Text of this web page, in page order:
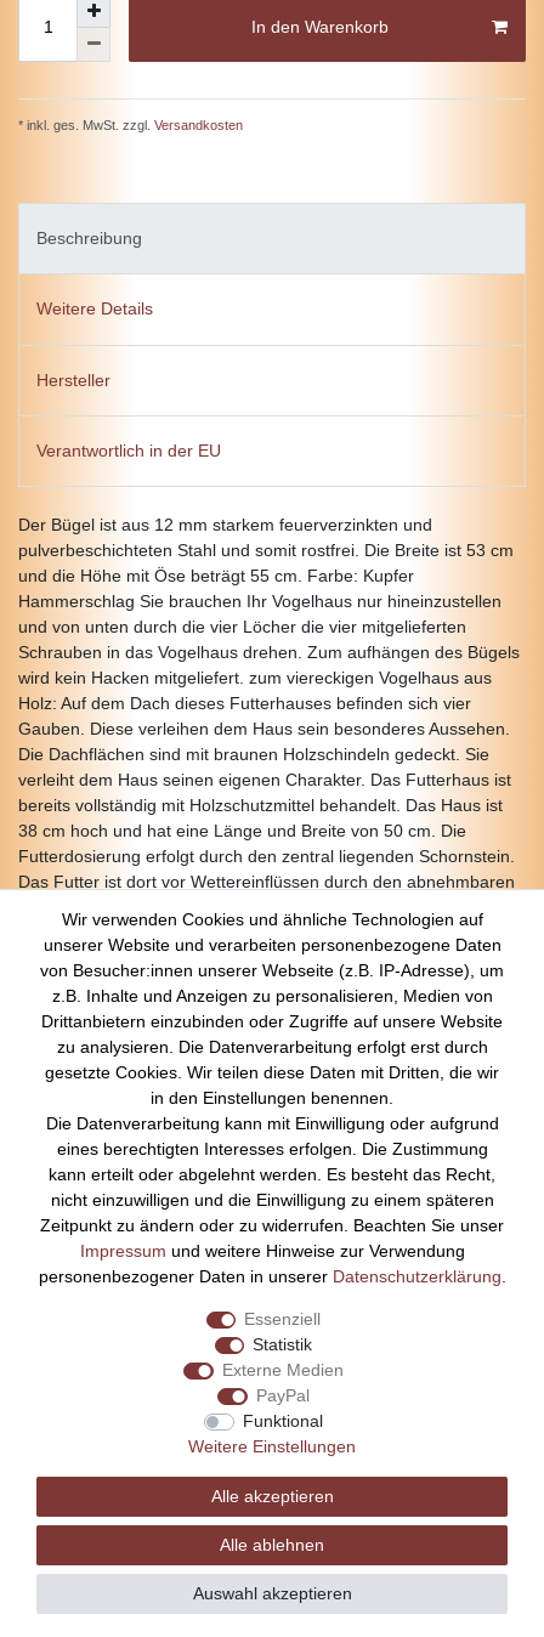
In den Warenkorb
* inkl. ges. MwSt. zzgl. Versandkosten
Beschreibung
Weitere Details
Hersteller
Verantwortlich in der EU
Der Bügel ist aus 12 mm starkem feuerverzinkten und
pulverbeschichteten Stahl und somit rostfrei. Die Breite ist 53 cm
und die Höhe mit Öse beträgt 55 cm. Farbe: Kupfer
Hammerschlag Sie brauchen Ihr Vogelhaus nur hineinzustellen
und von unten durch die vier Löcher die vier mitgelieferten
Schrauben in das Vogelhaus drehen. Zum aufhängen des Bügels
wird kein Hacken mitgeliefert. zum viereckigen Vogelhaus aus
Holz: Auf dem Dach dieses Futterhauses befinden sich vier
Gauben. Diese verleihen dem Haus sein besonderes Aussehen.
Die Dachflächen sind mit braunen Holzschindeln gedeckt. Sie
verleiht dem Haus seinen eigenen Charakter. Das Futterhaus ist
bereits vollständig mit Holzschutzmittel behandelt. Das Haus ist
38 cm hoch und hat eine Länge und Breite von 50 cm. Die
Futterdosierung erfolgt durch den zentral liegenden Schornstein.
Das Futter ist dort vor Wettereinflüssen durch den abnehmbaren
Über Uns
Startseite
Versandkosten
Zahlungsarten
Kontakt
Rechtliches
Impressum
AGB
Datenschutz
Widerrufsrecht
Vertrag widerrufen
Bezahlen Sie bequem per
Wir verwenden Cookies und ähnliche Technologien auf
unserer Website und verarbeiten personenbezogene Daten
von Besucher:innen unserer Webseite (z.B. IP-Adresse), um
z.B. Inhalte und Anzeigen zu personalisieren, Medien von
Drittanbietern einzubinden oder Zugriffe auf unsere Website
zu analysieren. Die Datenverarbeitung erfolgt erst durch
gesetzte Cookies. Wir teilen diese Daten mit Dritten, die wir
in den Einstellungen benennen.
Die Datenverarbeitung kann mit Einwilligung oder aufgrund
eines berechtigten Interesses erfolgen. Die Zustimmung
kann erteilt oder abgelehnt werden. Es besteht das Recht,
nicht einzuwilligen und die Einwilligung zu einem späteren
Zeitpunkt zu ändern oder zu widerrufen. Beachten Sie unser
Impressum und weitere Hinweise zur Verwendung
personenbezogener Daten in unserer Daten­schutz­erklärung
Essenziell
Statistik
Externe Medien
PayPal
Funktional
Weitere Einstellungen
Alle akzeptieren
Alle ablehnen
Auswahl akzeptieren